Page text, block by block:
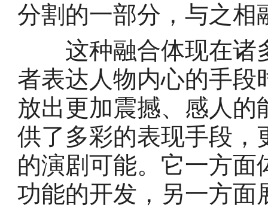
分割的一部分，与之相
这种融合体现在诸
者表达人物内心的手段
放出更加震撼、感人
供了多彩的表现手段，
的演剧可能。它一方
功能的开发，另一方面